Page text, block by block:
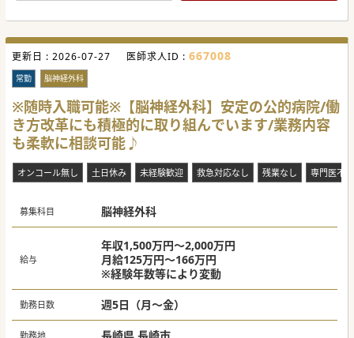
更新日 : 2026-07-27 医師求人ID : 667008
常勤 脳神経外科
※随時入職可能※【脳神経外科】安定の公的病院/働
き方改革にも積極的に取り組んでいます/業務内容
も柔軟に相談可能♪
オンコール無し 土日休み 未経験歓迎 救急対応なし 残業なし 専門医不問
募集科目 脳神経外科
給与
年収1,500万円～2,000万円
月給125万円～166万円
※経験年数等により変動
勤務日数 週5日（月～金）
勤務地